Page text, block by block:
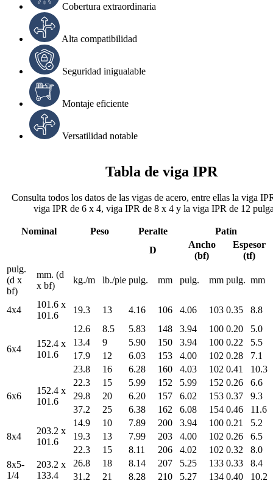
Cobertura extraordinaria
Alta compatibilidad
Seguridad inigualable
Montaje eficiente
Versatilidad notable
Tabla de viga IPR
Consulta todos los datos de las vigas de acero, entre ellas la viga
viga IPR de 6 x 4, viga IPR de 8 x 4 y la viga IPR de 12
Nominal Peso Peralte
Patín
D
Ancho
(bf)
Espesor
(tf)
pulg.
(d x
bf)
mm. (d
x bf)
kg./m lb./pie pulg. mm pulg. mm pulg. mm
4x4
101.6 x
101.6
19.3 13 4.16 106 4.06 103 0.35 8.8
6x4
152.4 x
101.6
12.6 8.5 5.83 148 3.94 100 0.20
5.0
13.4
9 5.90 150 3.94 100 0.22
5.5
17.9
12 6.03 153 4.00 102 0.28
7.1
23.8
16 6.28 160 4.03 102 0.41 10.3
6x6
152.4 x
101.6
22.3 15 5.99 152 5.99 152 0.26
6.6
29.8
20 6.20 157 6.02 153 0.37
9.3
37.2
25 6.38 162 6.08 154 0.46 11.6
8x4
203.2 x
101.6
14.9 10 7.89 200 3.94 100 0.21
5.2
19.3
13 7.99 203 4.00 102 0.26
6.5
22.3
15 8.11 206 4.02 102 0.32
8.0
8x5-
1/4
203.2 x
133.4
26.8 18 8.14 207 5.25 133 0.33
8.4
31.2
21 8.28 210 5.27 134 0.40
10.2